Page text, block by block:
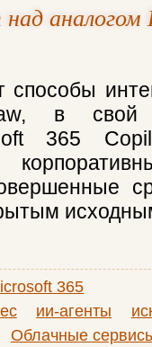
способы
в свой
365
365
ии-агенты
Облачные